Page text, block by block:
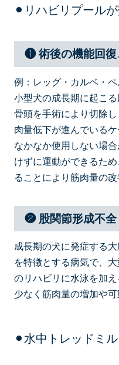
⚫︎リハビリプール
❶ 術後の機能回復
例：レッグ・カルベ・
小型犬の成長期に起こ
骨頭を手術により切除
肉量低下が進んでいる
なかなか使用しない場
けずに運動ができるた
ることにより筋肉量の改
❷ 股関節形成不全
成長期の犬に発症する
を特徴とする病気で、
のリハビリに水泳を加
少なく筋肉量の増加や可
⚫︎水中トレッドミ